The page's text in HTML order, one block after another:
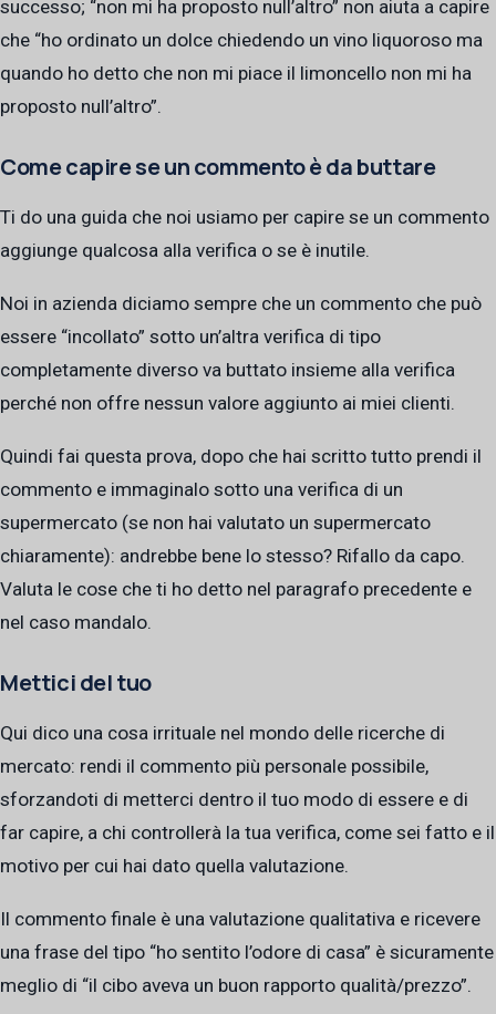
successo; “non mi ha proposto null’altro” non aiuta a capire
che “ho ordinato un dolce chiedendo un vino liquoroso ma
quando ho detto che non mi piace il limoncello non mi ha
proposto null’altro”.
Come capire se un commento è da buttare
Ti do una guida che noi usiamo per capire se un commento
aggiunge qualcosa alla verifica o se è inutile.
Noi in azienda diciamo sempre che un commento che può
essere “incollato” sotto un’altra verifica di tipo
completamente diverso va buttato insieme alla verifica
perché non offre nessun valore aggiunto ai miei clienti.
Quindi fai questa prova, dopo che hai scritto tutto prendi il
commento e immaginalo sotto una verifica di un
supermercato (se non hai valutato un supermercato
chiaramente): andrebbe bene lo stesso? Rifallo da capo.
Valuta le cose che ti ho detto nel paragrafo precedente e
nel caso mandalo.
Mettici del tuo
Qui dico una cosa irrituale nel mondo delle ricerche di
mercato: rendi il commento più personale possibile,
sforzandoti di metterci dentro il tuo modo di essere e di
far capire, a chi controllerà la tua verifica, come sei fatto e il
motivo per cui hai dato quella valutazione.
Il commento finale è una valutazione qualitativa e ricevere
una frase del tipo “ho sentito l’odore di casa” è sicuramente
meglio di “il cibo aveva un buon rapporto qualità/prezzo”.